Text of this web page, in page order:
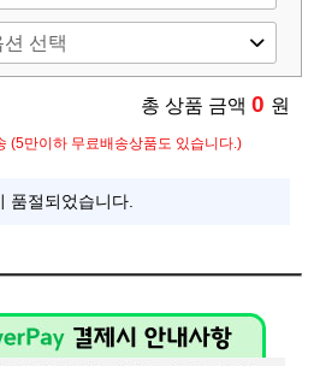
총 상품 금액 0 원
(5만이하 무료배송상품도 있습니다.)
품절되었습니다.